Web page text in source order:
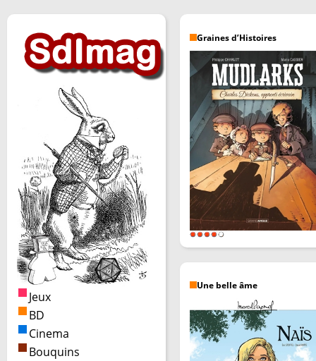
Jeux
BD
Cinema
Bouquins
Graines d’Histoires
Une belle âme